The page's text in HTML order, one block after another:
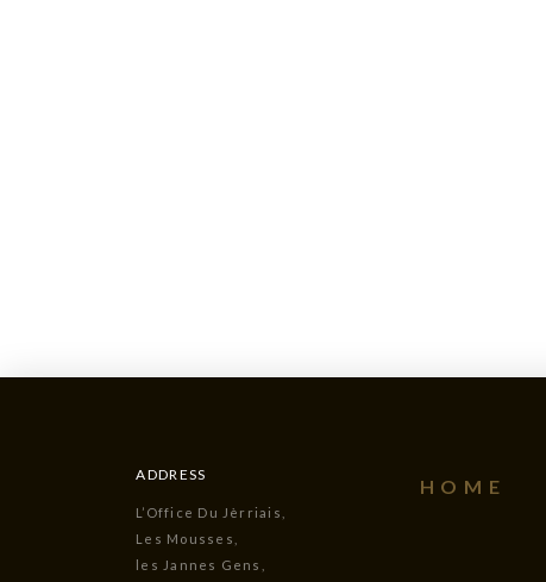
ADDRESS
L’Office Du Jèrriais,
Les Mousses,
les Jannes Gens,
HOME